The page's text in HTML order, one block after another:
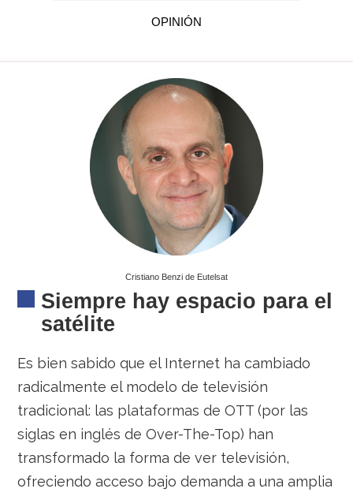
OPINIÓN
Cristiano Benzi de Eutelsat
Siempre hay espacio para el
satélite
Es bien sabido que el Internet ha cambiado
radicalmente el modelo de televisión
tradicional: las plataformas de OTT (por las
siglas en inglés de Over-The-Top) han
transformado la forma de ver televisión,
ofreciendo acceso bajo demanda a una amplia